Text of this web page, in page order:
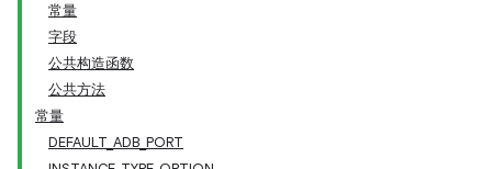
常量
字段
公共构造函数
公共方法
常量
DEFAULT_ADB_PORT